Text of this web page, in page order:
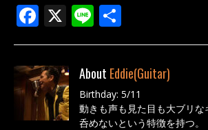
F
ac
e
b
o
X Li
n 有
About Eddie(Guitar)
Birthday: 5/11
動きも声も見た目も大ブリ
呑めないという特徴を持つ。